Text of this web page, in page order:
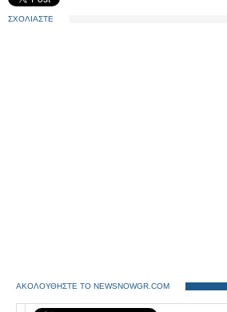
ΣΧΟΛΙΑΣΤΕ
ΑΚΟΛΟΥΘΗΣΤΕ ΤΟ NEWSNOWGR.COM